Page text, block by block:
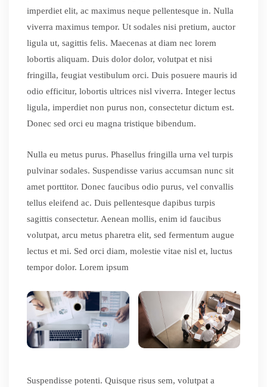
imperdiet elit, ac maximus neque pellentesque in. Nulla
viverra maximus tempor. Ut sodales nisi pretium, auctor
ligula ut, sagittis felis. Maecenas at diam nec lorem
lobortis aliquam. Duis dolor dolor, volutpat et nisi
fringilla, feugiat vestibulum orci. Duis posuere mauris id
odio efficitur, lobortis ultrices nisl viverra. Integer lectus
ligula, imperdiet non purus non, consectetur dictum est.
Donec sed orci eu magna tristique bibendum.
Nulla eu metus purus. Phasellus fringilla urna vel turpis
pulvinar sodales. Suspendisse varius accumsan nunc sit
amet porttitor. Donec faucibus odio purus, vel convallis
tellus eleifend ac. Duis pellentesque dapibus turpis
sagittis consectetur. Aenean mollis, enim id faucibus
volutpat, arcu metus pharetra elit, sed fermentum augue
lectus et mi. Sed orci diam, molestie vitae nisl et, luctus
tempor dolor. Lorem ipsum
Suspendisse potenti. Quisque risus sem, volutpat a